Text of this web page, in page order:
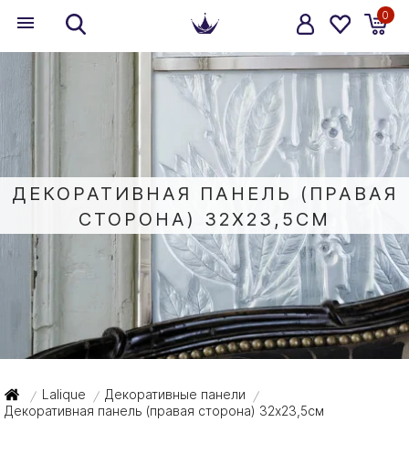
0
ДЕКОРАТИВНАЯ ПАНЕЛЬ (ПРАВАЯ
СТОРОНА) 32X23,5СМ
/ Lalique / Декоративные панели /
Декоративная панель (правая сторона) 32x23,5см